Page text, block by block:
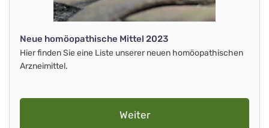
Neue homöopathische Mittel 2023
Hier finden Sie eine Liste unserer neuen homöopathischen
Arzneimittel.
Weiter